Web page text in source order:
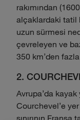
rakımından
alçaklardaki tatil
uzun sürmesi
çevreleyen ve
350 km'den
2.
Avrupa'da
Courchevel'e
sınırının